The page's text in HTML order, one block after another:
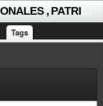
Tags